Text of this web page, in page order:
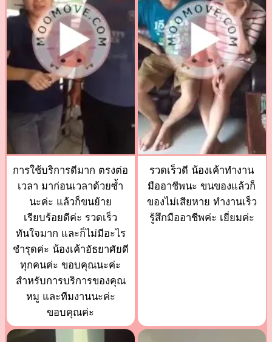
การใช้บริการดีมาก ตรงต่อ
เวลา มาก่อนเวลาด้วยซ้ำ
นะค่ะ แล้วก็ขนย้าย
เรียบร้อยดีค่ะ รวดเร็ว
ทันใจมาก และก็ไม่มีอะไร
ชำรุดค่ะ น้องเค้าอัธยาศัยดี
ทุกคนค่ะ ขอบคุณนะค่ะ
สำหรับการบริการของคุณ
หมู และทีมงานนะค่ะ
ขอบคุณค่ะ
รวดเร็วดี น้องเค้าทำงาน
มืออาชีพนะ ขนของแล้วก็
ของไม่เสียหาย ทำงานเร็ว
รู้สึกมืออาชีพค่ะ เยี่ยมค่ะ